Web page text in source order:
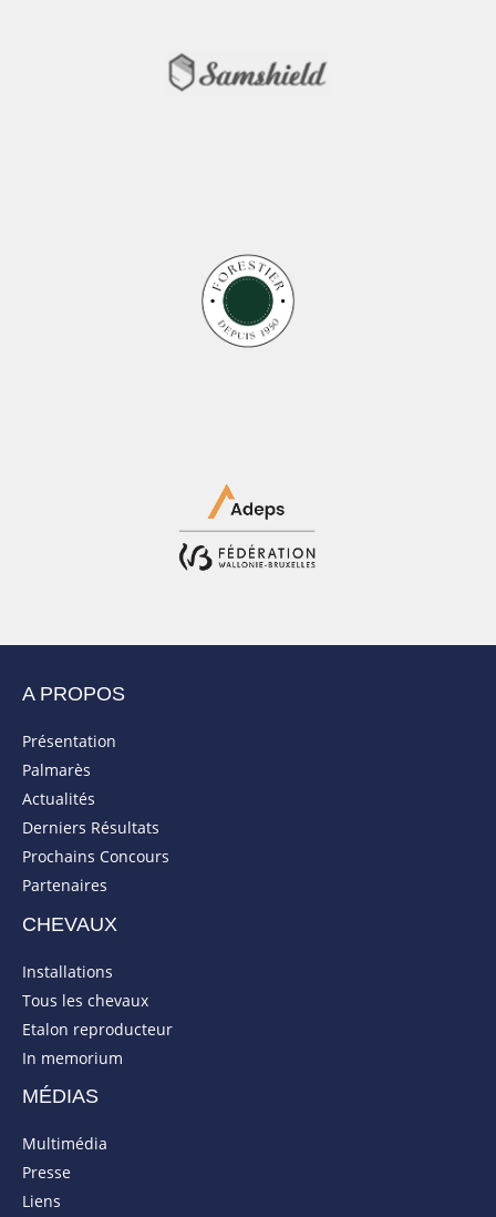
A PROPOS
Présentation
Palmarès
Actualités
Derniers Résultats
Prochains Concours
Partenaires
CHEVAUX
Installations
Tous les chevaux
Etalon reproducteur
In memorium
MÉDIAS
Multimédia
Presse
Liens